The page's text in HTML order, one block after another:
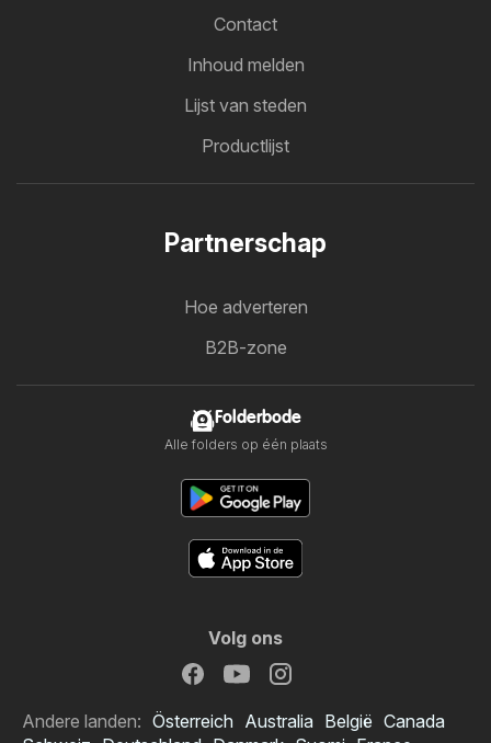
Contact
Inhoud melden
Lijst van steden
Productlijst
Partnerschap
Hoe adverteren
B2B-zone
Folderbode
Alle folders op één plaats
Volg ons
Andere landen: Österreich Australia België Canada